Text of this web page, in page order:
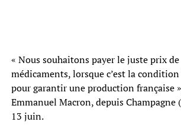
« Nous souhaitons payer le juste prix
médicaments, lorsque c’est la
pour garantir une production française
Emmanuel Macron, depuis Champagne
13 juin.